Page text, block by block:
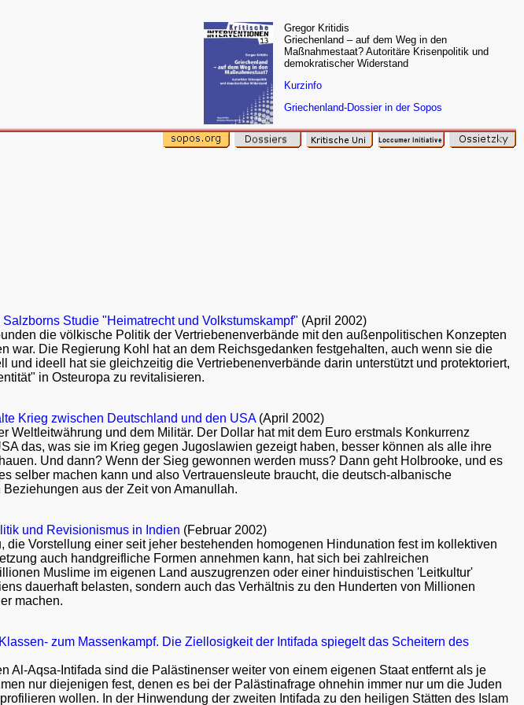
Gregor Kritidis
Griechenland – auf dem Weg in den
Maßnahmestaat? Autoritäre Krisenpolitik und
demokratischer Widerstand
Kurzinfo
Griechenland-Dossier in der Sopos
Studie "Heimatrecht und Volkstumskampf" (April 2002)
die völkische Politik der Vertriebenenverbände mit den außenpolitischen Konzepten
war. Die Regierung Kohl hat an dem Reichsgedanken festgehalten, auch wenn sie die
und ideell hat sie gleichzeitig die Vertriebenenverbände darin unterstützt und protektoriert,
in Osteuropa zu revitalisieren.
Krieg zwischen Deutschland und den USA(April 2002)
Weltleitwährung und dem Militär. Der Dollar hat mit dem Euro erstmals Konkurrenz
das, was sie im Krieg gegen Jugoslawien gezeigt haben, besser können als alle ihre
Und dann? Wenn der Sieg gewonnen werden muss? Dann geht Holbrooke, und es
selber machen kann und also Vertrauensleute braucht, die deutsch-albanische
aus der Zeit von Amanullah.
und Revisionismus in Indien (Februar 2002)
die Vorstellung einer seit jeher bestehenden homogenen Hindunation fest im kollektiven
auch handgreifliche Formen annehmen kann, hat sich bei zahlreichen
Muslime im eigenen Land auszugrenzen oder einer hinduistischen 'Leitkultur'
dauerhaft belasten, sondern auch das Verhältnis zu den Hunderten von Millionen
machen.
zum Massenkampf. Die Ziellosigkeit der Intifada spiegelt das Scheitern des
Al-Aqsa-Intifada sind die Palästinenser weiter von einem eigenen Staat entfernt als je
nur diejenigen fest, denen es bei der Palästinafrage ohnehin immer nur um die Juden
wollen. In der Hinwendung der zweiten Intifada zu den heiligen Stätten des Islam